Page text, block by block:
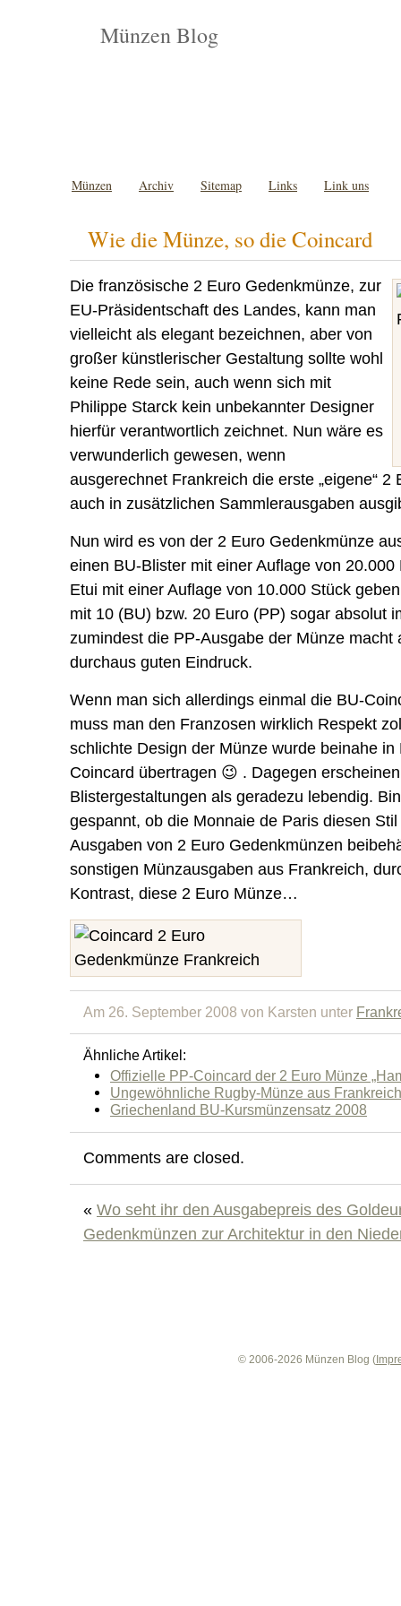
Münzen Blog
Münzen Archiv Sitemap Links Link uns
Wie die Münze, so die Coincard
Die französische 2 Euro Gedenkmünze, zur
EU-Präsidentschaft des Landes, kann man
vielleicht als elegant bezeichnen, aber von
großer künstlerischer Gestaltung sollte wohl
keine Rede sein, auch wenn sich mit
Philippe Starck kein unbekannter Designer
hierfür verantwortlich zeichnet. Nun wäre es
verwunderlich gewesen, wenn
ausgerechnet Frankreich die erste „eigene“
auch in zusätzlichen Sammlerausgaben
Nun wird es von der 2 Euro Gedenkmünze
einen BU-Blister mit einer Auflage von
Etui mit einer Auflage von 10.000 Stück
mit 10 (BU) bzw. 20 Euro (PP) sogar absolut
zumindest die PP-Ausgabe der Münze macht
durchaus guten Eindruck.
Wenn man sich allerdings einmal die BU-
muss man den Franzosen wirklich Respekt
schlichte Design der Münze wurde beinahe in
Coincard übertragen 😉 . Dagegen
Blistergestaltungen als geradezu lebendig.
gespannt, ob die Monnaie de Paris diesen
Ausgaben von 2 Euro Gedenkmünzen
sonstigen Münzausgaben aus Frankreich,
Kontrast, diese 2 Euro Münze…
Am 26. September 2008 von Karsten unter
Ähnliche Artikel:
Offizielle PP-Coincard der 2 Euro Münze
Ungewöhnliche Rugby-Münze aus Frankreich
Griechenland BU-Kursmünzensatz 2008
Comments are closed.
« Wo seht ihr den Ausgabepreis des
Gedenkmünzen zur Architektur in den
© 2006-2026 Münzen Blog (